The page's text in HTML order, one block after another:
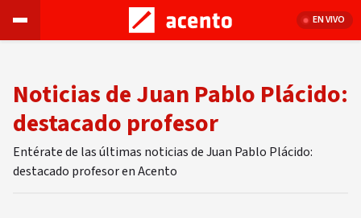
EN VIVO
Noticias de Juan Pablo Plácido:
destacado profesor
Entérate de las últimas noticias de Juan Pablo Plácido:
destacado profesor en Acento